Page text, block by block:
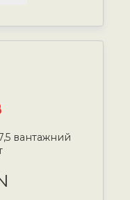
вантажний